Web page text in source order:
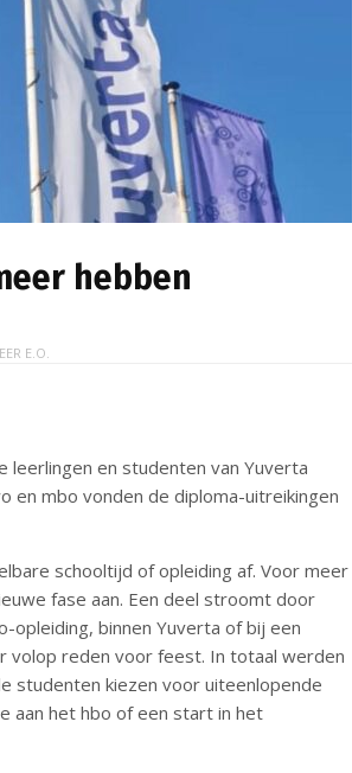
hebben
E.O.
en studenten van Yuverta
en mbo vonden de diploma-uitreikingen
schooltijd of opleiding af. Voor meer
fase aan. Een deel stroomt door
opleiding, binnen Yuverta of bij een
volop reden voor feest. In totaal werden
studenten kiezen voor uiteenlopende
aan het hbo of een start in het